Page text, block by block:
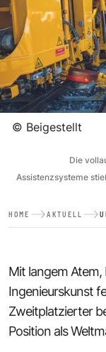
© Beigestellt
Die
Assistenzsysteme
HOME AKTUELL
Mit langem
Ingenieurskunst
Zweitplatzierter
Position als